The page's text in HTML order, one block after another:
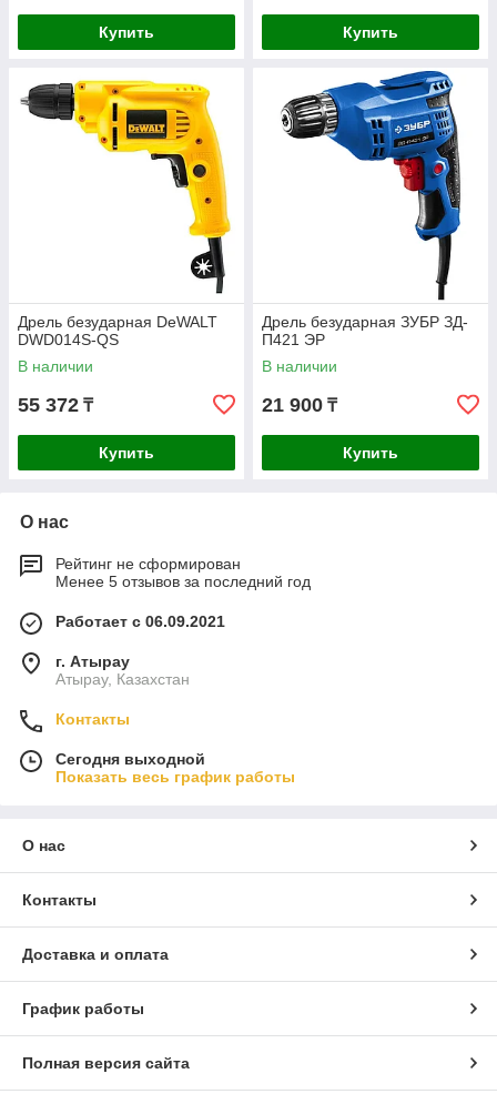
Купить Купить
Дрель безударная DeWALT
DWD014S-QS
В наличии
55 372 ₸
Купить
Дрель безударная ЗУБР ЗД-
П421 ЭР
В наличии
21 900 ₸
Купить
О нас
Рейтинг не сформирован
Менее 5 отзывов за последний год
Работает с 06.09.2021
г. Атырау
Атырау, Казахстан
Контакты
Сегодня выходной
Показать весь график работы
О нас
Контакты
Доставка и оплата
График работы
Полная версия сайта